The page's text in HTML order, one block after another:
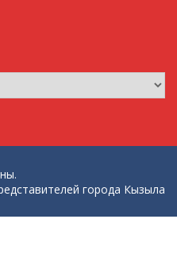
города Кызыла